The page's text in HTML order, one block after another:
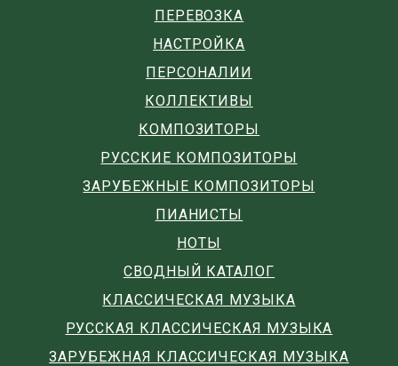
ПЕРЕВОЗКА
НАСТРОЙКА
ПЕРСОНАЛИИ
КОЛЛЕКТИВЫ
КОМПОЗИТОРЫ
РУССКИЕ КОМПОЗИТОРЫ
ЗАРУБЕЖНЫЕ КОМПОЗИТОРЫ
ПИАНИСТЫ
НОТЫ
СВОДНЫЙ КАТАЛОГ
КЛАССИЧЕСКАЯ МУЗЫКА
РУССКАЯ КЛАССИЧЕСКАЯ МУЗЫКА
ЗАРУБЕЖНАЯ КЛАССИЧЕСКАЯ МУЗЫКА